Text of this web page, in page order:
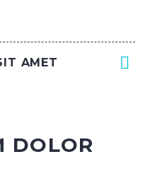
AMET
DOLOR